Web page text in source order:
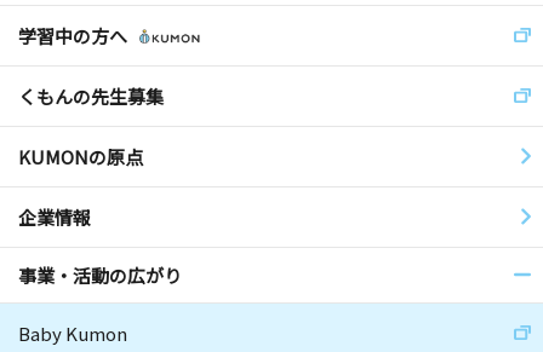
学習中の方へ
くもんの先生募集
KUMONの原点
企業情報
事業・活動の広がり
Baby Kumon